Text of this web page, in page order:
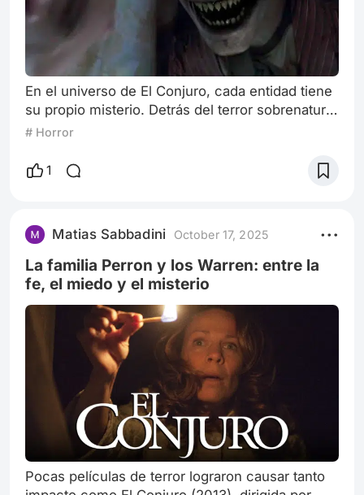
En el universo de El Conjuro, cada entidad tiene
su propio misterio. Detrás del terror sobrenatural
que envuelve a las películas inspiradas en los
representan algo más que simples espíritus
presentado por primera vez en El Conjuro 2
(2016). Su aparición breve pero perturbadora
dejó
# Horror
1
Matias Sabbadini October 17, 2025
La familia Perron y los Warren: entre la
fe, el miedo y el misterio
Pocas películas de terror lograron causar tanto